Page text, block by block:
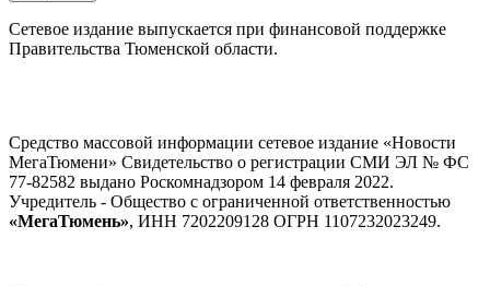
Сетевое издание выпускается при финансовой поддержке
Правительства Тюменской области.
Средство массовой информации сетевое издание «Новости
МегаТюмени» Свидетельство о регистрации СМИ ЭЛ № ФС
77-82582 выдано Роскомнадзором 14 февраля 2022.
Учредитель - Общество с ограниченной ответственностью
«МегаТюмень», ИНН 7202209128 ОГРН 1107232023249.